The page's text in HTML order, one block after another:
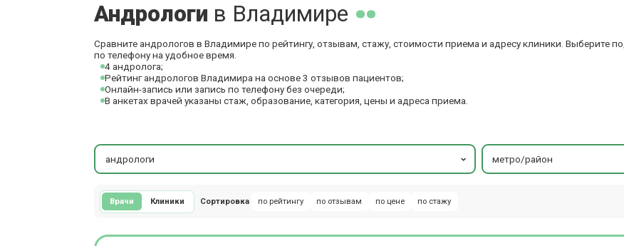
Андрологи в Владимире
Сравните андрологов в Владимире по рейтингу, отзывам, стажу, стоимости приема и адресу клиники. Выберите
по телефону на удобное время.
4 андролога;
Рейтинг андрологов Владимира на основе 3 отзывов пациентов;
Онлайн-запись или запись по телефону без очереди;
В анкетах врачей указаны стаж, образование, категория, цены и адреса приема.
андрологи метро/район
Врачи Клиники Сортировка по рейтингу по отзывам по цене по стажу